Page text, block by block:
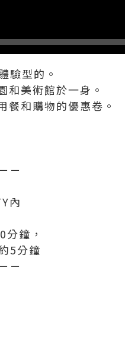
驗型的。
美術館於一身。
和購物的優惠卷。
－
內
鐘，
5分鐘
－